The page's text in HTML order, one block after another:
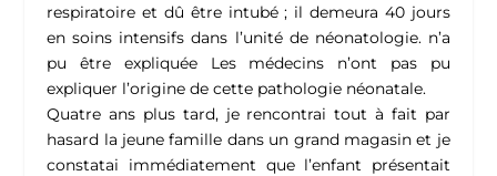
respiratoire et dû être intubé ; il demeura 40 jours
en soins intensifs dans l’unité de néonatologie. n’a
pu être expliquée Les médecins n’ont pas pu
expliquer l’origine de cette pathologie néonatale.
Quatre ans plus tard, je rencontrai tout à fait par
hasard la jeune famille dans un grand magasin et je
constatai immédiatement que l’enfant présentait